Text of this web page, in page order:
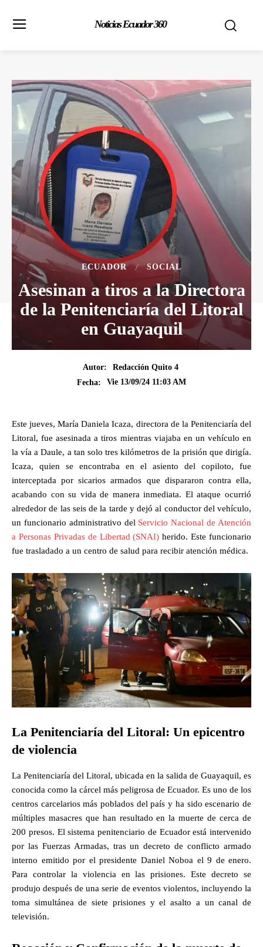
Noticias Ecuador 360
ECUADOR SOCIAL
Asesinan a tiros a la Directora
de la Penitenciaría del Litoral
en Guayaquil
Autor:
Redacción Quito 4
Fecha:
Vie 13/09/24 11:03 AM
Este jueves, María Daniela Icaza, directora de la Penitenciaría del
Litoral, fue asesinada a tiros mientras viajaba en un vehículo en
la vía a Daule, a tan solo tres kilómetros de la prisión que dirigía.
Icaza, quien se encontraba en el asiento del copiloto, fue
interceptada por sicarios armados que dispararon contra ella,
acabando con su vida de manera inmediata. El ataque ocurrió
alrededor de las seis de la tarde y dejó al conductor del vehículo,
un funcionario administrativo del Servicio Nacional de Atención
a Personas Privadas de Libertad (SNAI) herido. Este funcionario
fue trasladado a un centro de salud para recibir atención médica.
La Penitenciaría del Litoral: Un epicentro
de violencia
La Penitenciaría del Litoral, ubicada en la salida de Guayaquil, es
conocida como la cárcel más peligrosa de Ecuador. Es uno de los
centros carcelarios más poblados del país y ha sido escenario de
múltiples masacres que han resultado en la muerte de cerca de
200 presos. El sistema penitenciario de Ecuador está intervenido
por las Fuerzas Armadas, tras un decreto de conflicto armado
interno emitido por el presidente Daniel Noboa el 9 de enero.
Para controlar la violencia en las prisiones. Este decreto se
produjo después de una serie de eventos violentos, incluyendo la
toma simultánea de siete prisiones y el asalto a un canal de
televisión.